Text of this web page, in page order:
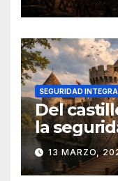
SEGURIDAD
Del
la
13 MARZO,